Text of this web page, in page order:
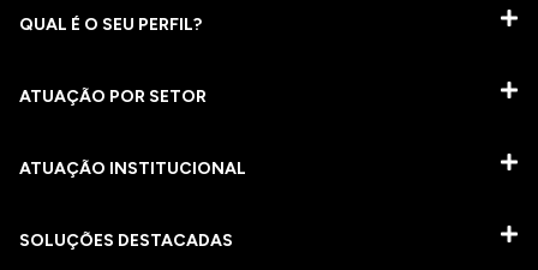
QUAL É O SEU PERFIL?
ATUAÇÃO POR SETOR
ATUAÇÃO INSTITUCIONAL
SOLUÇÕES DESTACADAS